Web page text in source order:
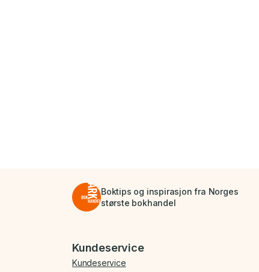
Boktips og inspirasjon fra Norges
største bokhandel
Bunnmeny
Kundeservice
Kundeservice